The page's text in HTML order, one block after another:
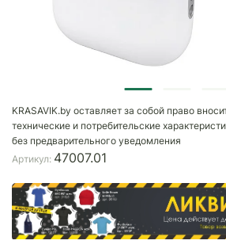
KRASAVIK.by оставляет за собой право
технические и потребительские
без предварительного уведомления
Артикул: 47007.01